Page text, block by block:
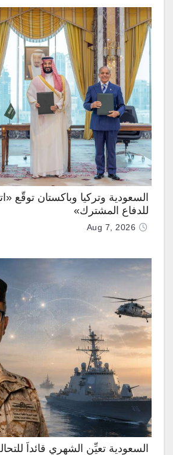
السعودية وتركيا وباكستان توقّع
للدفاع المشترك»
Aug 7, 2026
السعودية تعيِّن الشهري قائداً